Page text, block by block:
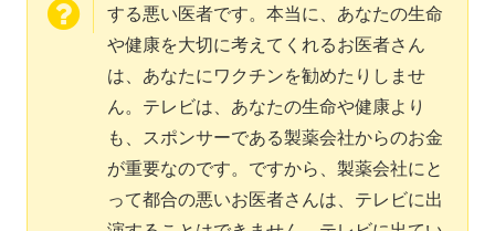
する悪い医者です。本当に、あなたの生命
や健康を大切に考えてくれるお医者さん
は、あなたにワクチンを勧めたりしませ
ん。テレビは、あなたの生命や健康より
も、スポンサーである製薬会社からのお金
が重要なのです。ですから、製薬会社にと
って都合の悪いお医者さんは、テレビに出